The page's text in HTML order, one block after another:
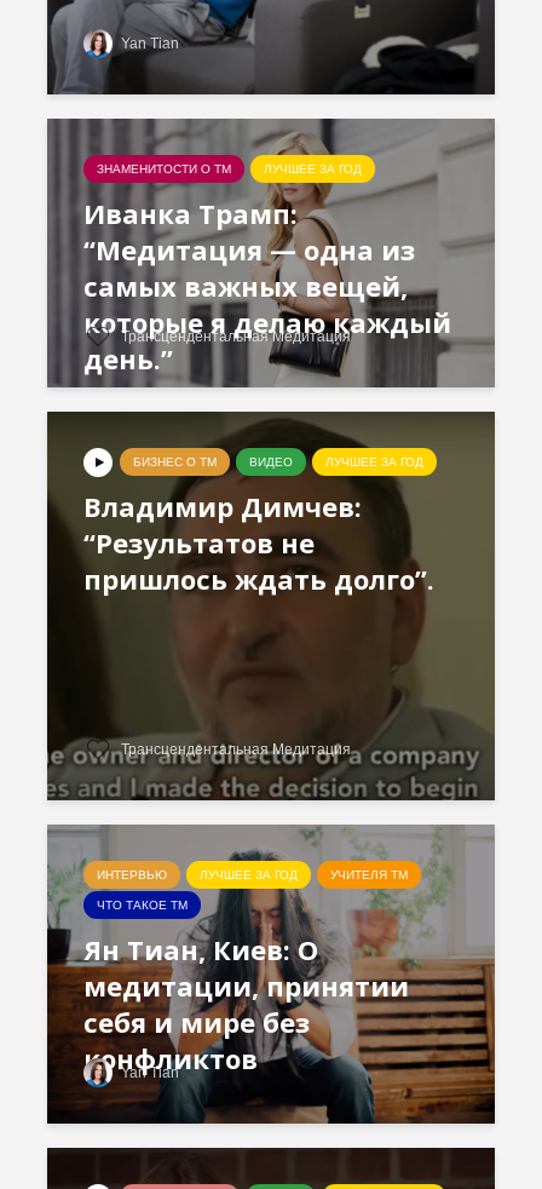
Yan Tian
ЗНАМЕНИТОСТИ О ТМ ЛУЧШЕЕ ЗА ГОД
Иванка Трамп:
“Медитация — одна из
самых важных вещей,
которые я делаю каждый
день.”
Трансцендентальная Медитация
БИЗНЕС О ТМ ВИДЕО ЛУЧШЕЕ ЗА ГОД
Владимир Димчев:
“Результатов не
пришлось ждать долго”.
Трансцендентальная Медитация
ИНТЕРВЬЮ ЛУЧШЕЕ ЗА ГОД УЧИТЕЛЯ ТМ
ЧТО ТАКОЕ ТМ
Ян Тиан, Киев: О
медитации, принятии
себя и мире без
конфликтов
Yan Tian